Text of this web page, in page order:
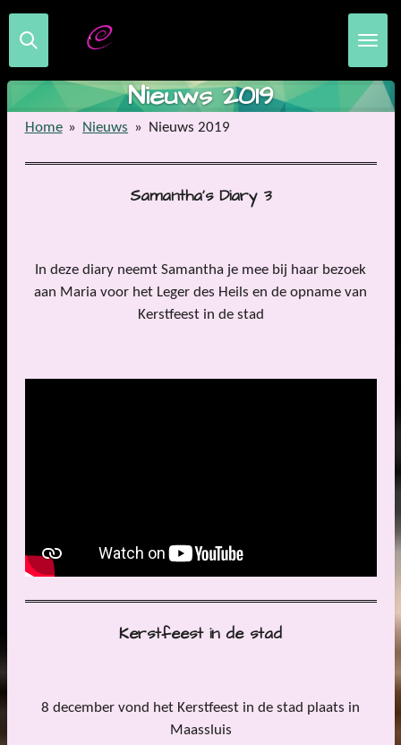
Ga
direct
naar
de
hoofdinhoud
Nieuws 2019
Home » Nieuws » Nieuws 2019
Samantha's Diary 3
In deze diary neemt Samantha je mee bij haar bezoek
aan Maria voor het Leger des Heils en de opname van
Kerstfeest in de stad
Kerstfeest in de stad
8 december vond het Kerstfeest in de stad plaats in
Maassluis